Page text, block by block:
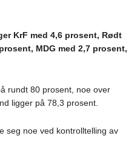
KrF med 4,6 prosent, Rødt
MDG med 2,7 prosent,
rundt 80 prosent, noe over
ligger på 78,3 prosent.
seg noe ved kontrolltelling av